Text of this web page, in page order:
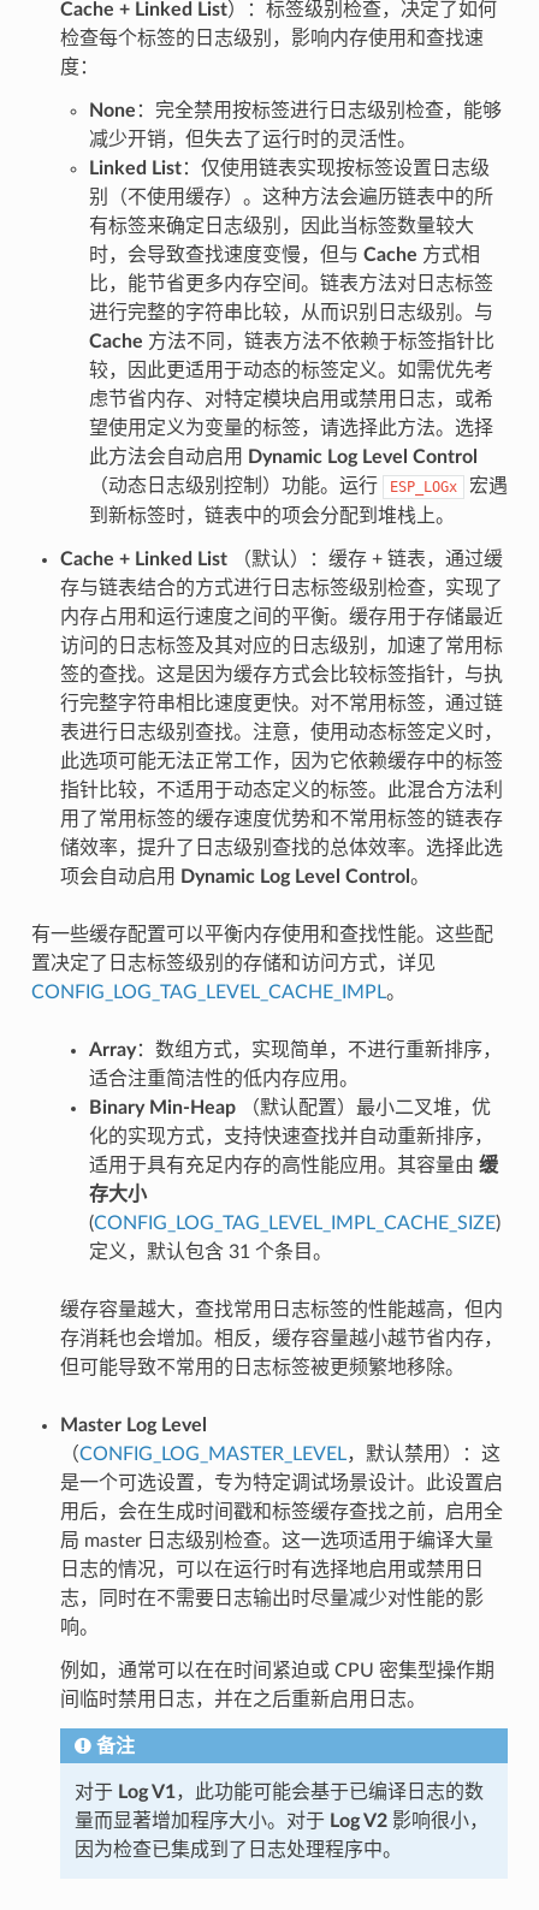
Cache + Linked List）：标签级别检查，决定了如何
检查每个标签的日志级别，影响内存使用和查找速
度：
None ：完全禁用按标签进行日志级别检查，能够
减少开销，但失去了运行时的灵活性。
Linked List：仅使用链表实现按标签设置日志级
别（不使用缓存）。这种方法会遍历链表中的所
有标签来确定日志级别，因此当标签数量较大
时，会导致查找速度变慢，但与 Cache 方式相
比，能节省更多内存空间。链表方法对日志标签
进行完整的字符串比较，从而识别日志级别。与
Cache 方法不同，链表方法不依赖于标签指针比
较，因此更适用于动态的标签定义。如需优先考
虑节省内存、对特定模块启用或禁用日志，或希
望使用定义为变量的标签，请选择此方法。选择
此方法会自动启用
Dynamic Log Level Control
（动态日志级别控制）功能。运行
ESP_LOGx
宏遇
到新标签时，链表中的项会分配到堆栈上。
Cache + Linked List（默认）：缓存 + 链表，通过缓
存与链表结合的方式进行日志标签级别检查，实现了
内存占用和运行速度之间的平衡。缓存用于存储最近
访问的日志标签及其对应的日志级别，加速了常用标
签的查找。这是因为缓存方式会比较标签指针，与执
行完整字符串相比速度更快。对不常用标签，通过链
表进行日志级别查找。注意，使用动态标签定义时，
此选项可能无法正常工作，因为它依赖缓存中的标签
指针比较，不适用于动态定义的标签。此混合方法利
用了常用标签的缓存速度优势和不常用标签的链表存
储效率，提升了日志级别查找的总体效率。选择此选
项会自动启用
Dynamic Log Level Control 。
有一些缓存配置可以平衡内存使用和查找性能。这些配
置决定了日志标签级别的存储和访问方式，详见
CONFIG_LOG_TAG_LEVEL_CACHE_IMPL。
Array：数组方式，实现简单，不进行重新排序，
适合注重简洁性的低内存应用。
Binary Min-Heap（默认配置）最小二叉堆，优
化的实现方式，支持快速查找并自动重新排序，
适用于具有充足内存的高性能应用。其容量由 缓
存大小
(CONFIG_LOG_TAG_LEVEL_IMPL_CACHE_SIZE)
定义，默认包含 31 个条目。
缓存容量越大，查找常用日志标签的性能越高，但内
存消耗也会增加。相反，缓存容量越小越节省内存，
但可能导致不常用的日志标签被更频繁地移除。
Master Log Level
（CONFIG_LOG_MASTER_LEVEL，默认禁用）：这
是一个可选设置，专为特定调试场景设计。此设置启
用后，会在生成时间戳和标签缓存查找之前，启用全
局 master 日志级别检查。这一选项适用于编译大量
日志的情况，可以在运行时有选择地启用或禁用日
志，同时在不需要日志输出时尽量减少对性能的影
响。
例如，通常可以在在时间紧迫或 CPU 密集型操作期
间临时禁用日志，并在之后重新启用日志。
备注
对于 Log V1，此功能可能会基于已编译日志的数
量而显著增加程序大小。对于 Log V2影响很小，
因为检查已集成到了日志处理程序中。